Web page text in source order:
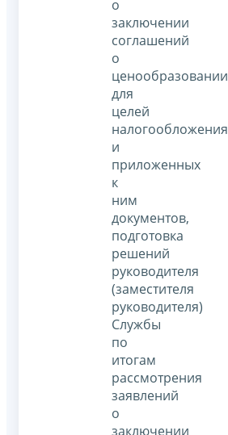
о
заключении
соглашений
о
ценообразовании
для
целей
налогообложения
и
приложенных
к
ним
документов,
подготовка
решений
руководителя
(заместителя
руководителя)
Службы
по
итогам
рассмотрения
заявлений
о
заключении